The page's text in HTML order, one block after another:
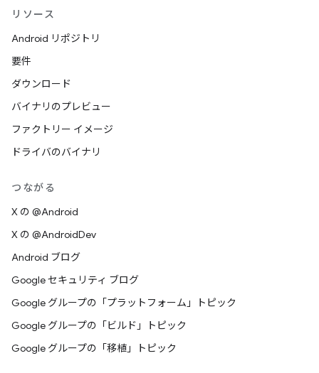
リソース
Android リポジトリ
要件
ダウンロード
バイナリのプレビュー
ファクトリー イメージ
ドライバのバイナリ
つながる
X の @Android
X の @AndroidDev
Android ブログ
Google セキュリティ ブログ
Google グループの「プラットフォーム」トピック
Google グループの「ビルド」トピック
Google グループの「移植」トピック